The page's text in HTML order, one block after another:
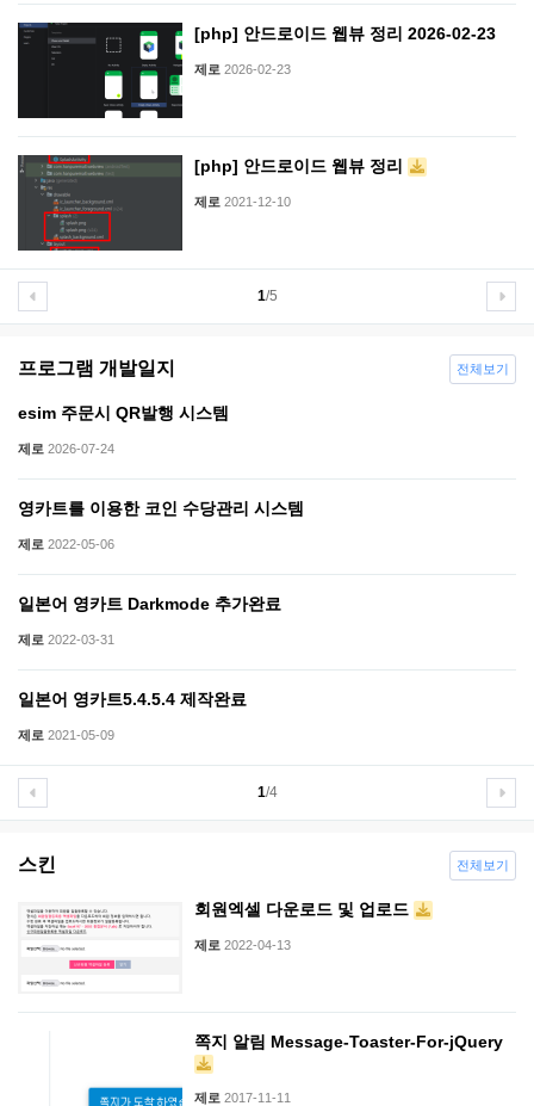
[php] 안드로이드 웹뷰 정리 2026-02-23
제로 2026-02-23
[php] 안드로이드 웹뷰 정리
제로 2021-12-10
1/5
프로그램 개발일지
esim 주문시 QR발행 시스템
제로 2026-07-24
영카트를 이용한 코인 수당관리 시스템
제로 2022-05-06
일본어 영카트 Darkmode 추가완료
제로 2022-03-31
일본어 영카트5.4.5.4 제작완료
제로 2021-05-09
1/4
전체보기
스킨
회원엑셀 다운로드 및 업로드
제로 2022-04-13
쪽지 알림 Message-Toaster-For-jQuery
제로 2017-11-11
전체보기